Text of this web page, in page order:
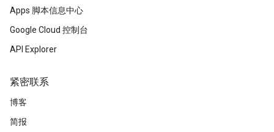
Apps 脚本信息中心
Google Cloud 控制台
API Explorer
紧密联系
博客
简报